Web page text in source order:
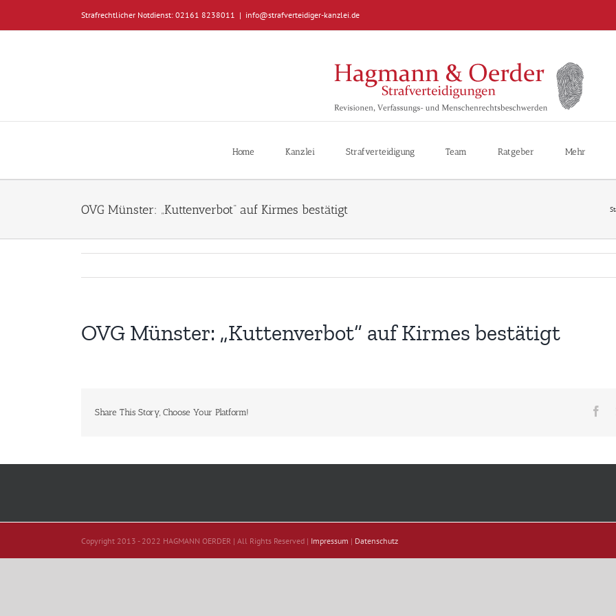
springen
Strafrechtlicher Notdienst: 02161 8238011 | info@strafverteidiger-kanzlei.de
Home Kanzlei Strafverteidigung Team Ratgeber Mehr
OVG Münster: „Kuttenverbot“ auf Kirmes bestätigt
OVG Münster: „Kuttenverbot“ auf Kirmes bestätigt
Share This Story, Choose Your Platform!
Copyright 2013 - 2022 HAGMANN OERDER | All Rights Reserved | Impressum | Datenschutz